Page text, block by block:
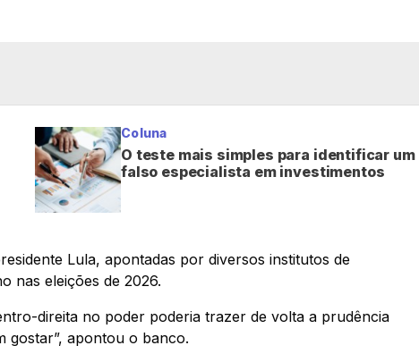
Coluna
O teste mais simples para identificar um
falso especialista em investimentos
Lula, apontadas por diversos institutos de
nas eleições de 2026.
direita no poder poderia trazer de volta a prudência
gostar”, apontou o banco.